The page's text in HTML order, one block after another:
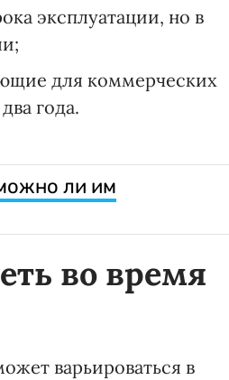
эксплуатации, но в
для коммерческих
года.
ли им
во время
варьироваться в